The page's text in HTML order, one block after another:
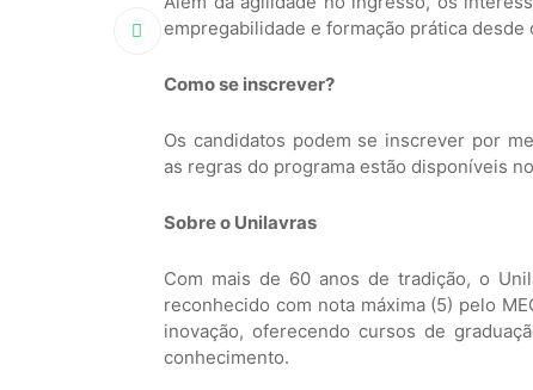
empregabilidade e formação prática
Como se inscrever?
Os candidatos podem se inscrever por
as regras do programa estão disponíveis
Sobre o Unilavras
Com mais de 60 anos de tradição, o
reconhecido com nota máxima (5) pelo
inovação, oferecendo cursos de
conhecimento.